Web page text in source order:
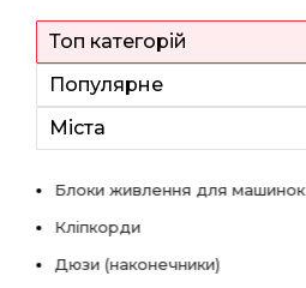
Топ категорій
Популярне
Міста
Блоки живлення для машинок
Кліпкорди
Дюзи (наконечники)